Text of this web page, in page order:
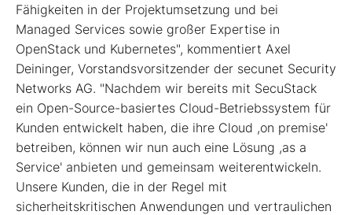
Fähigkeiten in der Projektumsetzung und bei
Managed Services sowie großer Expertise in
OpenStack und Kubernetes", kommentiert Axel
Deininger, Vorstandsvorsitzender der secunet Security
Networks AG. "Nachdem wir bereits mit SecuStack
ein Open-Source-basiertes Cloud-Betriebssystem für
Kunden entwickelt haben, die ihre Cloud ,on premise'
betreiben, können wir nun auch eine Lösung ,as a
Service' anbieten und gemeinsam weiterentwickeln.
Unsere Kunden, die in der Regel mit
sicherheitskritischen Anwendungen und vertraulichen